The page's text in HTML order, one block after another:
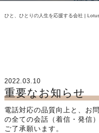
ひと、ひとりの人生を応援する会社 |
2022.03.10
重要なお知らせ
電話対応の品質向上と、お
の全ての会話（着信・発信
ご了承願います。